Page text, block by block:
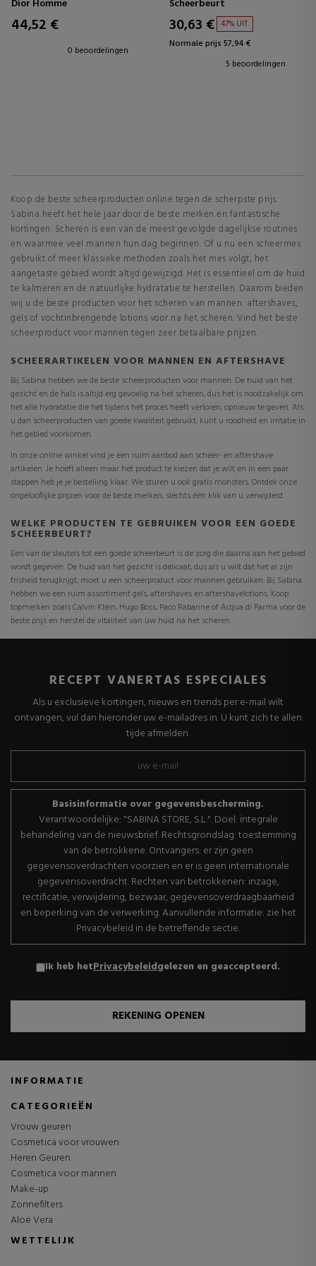
Dior Homme
44,52 €
0 beoordelingen
Scheerbeurt
30,63 € 47% UIT.
Normale prijs 57,94 €
5 beoordelingen
Koop de beste scheerproducten online tegen de scherpste prijs.
Sabina heeft het hele jaar door de beste merken en fantastische
kortingen. Scheren is een van de meest gevolgde dagelijkse routines
en waarmee veel mannen hun dag beginnen. Of u nu een scheermes
gebruikt of meer klassieke methoden zoals het mes volgt, het
aangetaste gebied wordt altijd gewijzigd. Het is essentieel om de huid
te kalmeren en de natuurlijke hydratatie te herstellen. Daarom bieden
wij u de beste producten voor het scheren van mannen: aftershaves,
gels of vochtinbrengende lotions voor na het scheren. Vind het beste
scheerproduct voor mannen tegen zeer betaalbare prijzen.
SCHEERARTIKELEN VOOR MANNEN EN AFTERSHAVE
Bij Sabina hebben we de beste scheerproducten voor mannen. De huid van het
gezicht en de hals is altijd erg gevoelig na het scheren, dus het is noodzakelijk om
het alle hydratatie die het tijdens het proces heeft verloren, opnieuw te geven. Als
u dan scheerproducten van goede kwaliteit gebruikt, kunt u roodheid en irritatie in
het gebied voorkomen.
In onze online winkel vind je een ruim aanbod aan scheer- en aftershave
artikelen. Je hoeft alleen maar het product te kiezen dat je wilt en in een paar
stappen heb je je bestelling klaar. We sturen u ook gratis monsters. Ontdek onze
ongelooflijke prijzen voor de beste merken, slechts één klik van u verwijderd.
WELKE PRODUCTEN TE GEBRUIKEN VOOR EEN GOEDE
SCHEERBEURT?
Een van de sleutels tot een goede scheerbeurt is de zorg die daarna aan het gebied
wordt gegeven. De huid van het gezicht is delicaat, dus als u wilt dat het al zijn
frisheid terugkrijgt, moet u een scheerproduct voor mannen gebruiken. Bij Sabina
hebben we een ruim assortiment gels, aftershaves en aftershavelotions. Koop
topmerken zoals Calvin Klein, Hugo Boss, Paco Rabanne of Acqua di Parma voor de
beste prijs en herstel de vitaliteit van uw huid na het scheren.
RECEPT VANERTAS ESPECIALES
Als u exclusieve kortingen, nieuws en trends per e-mail wilt
ontvangen, vul dan hieronder uw e-mailadres in. U kunt zich te allen
tijde afmelden.
Basisinformatie over gegevensbescherming.
Verantwoordelijke: "SABINA STORE, S.L.". Doel: integrale
behandeling van de nieuwsbrief. Rechtsgrondslag: toestemming
van de betrokkene. Ontvangers: er zijn geen
gegevensoverdrachten voorzien en er is geen internationale
gegevensoverdracht. Rechten van betrokkenen: inzage,
rectificatie, verwijdering, bezwaar, gegevensoverdraagbaarheid
en beperking van de verwerking. Aanvullende informatie: zie het
Privacybeleid in de betreffende sectie.
Ik heb hetPrivacybeleidgelezen en geaccepteerd.
REKENING OPENEN
INFORMATIE
CATEGORIEËN
Vrouw geuren
Cosmetica voor vrouwen
Heren Geuren
Cosmetica voor mannen
Make-up
Zonnefilters
Aloë Vera
WETTELIJK